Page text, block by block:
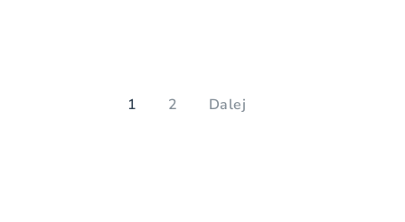
PAGE
1 PAGE
2 Dalej